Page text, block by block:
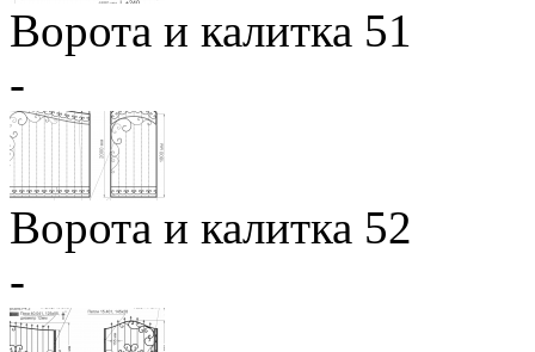
Ворота и калитка 51
-
Ворота и калитка 52
-